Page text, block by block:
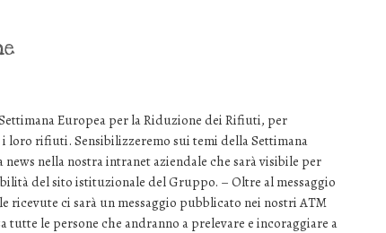
Europea per la Riduzione dei Rifiuti, per
rifiuti. Sensibilizzeremo sui temi della Settimana
nella nostra intranet aziendale che sarà visibile per
del sito istituzionale del Gruppo. – Oltre al messaggio
ricevute ci sarà un messaggio pubblicato nei nostri ATM
tutte le persone che andranno a prelevare e incoraggiare a